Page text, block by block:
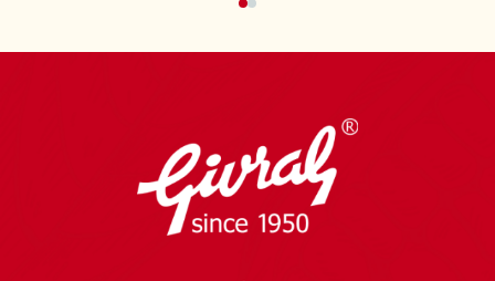
toàn hệ thống cửa hàng